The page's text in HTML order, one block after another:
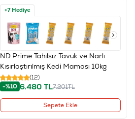
+7 Hediye
ND Prime Tahılsız Tavuk ve Narlı
Kısırlaştırılmış Kedi Maması 10kg
(12)
-%10 6.480 TL7.201TL
Sepete Ekle